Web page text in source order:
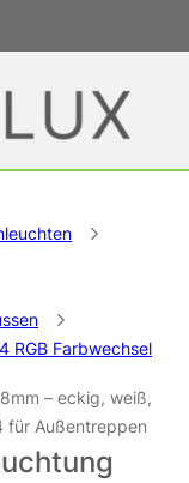
RGB Farbwechsel
– eckig, weiß,
für Außentreppen